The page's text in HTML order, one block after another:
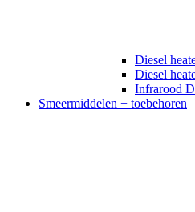
Diesel
Diesel
Infrarood
Smeermiddelen + toebehoren